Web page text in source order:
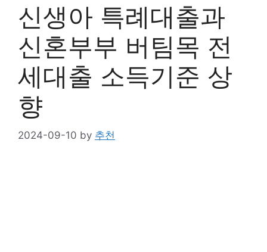
신생아 특례대출과
신혼부부 버팀목 전
세대출 소득기준 상
향
2024-09-10 by 추천